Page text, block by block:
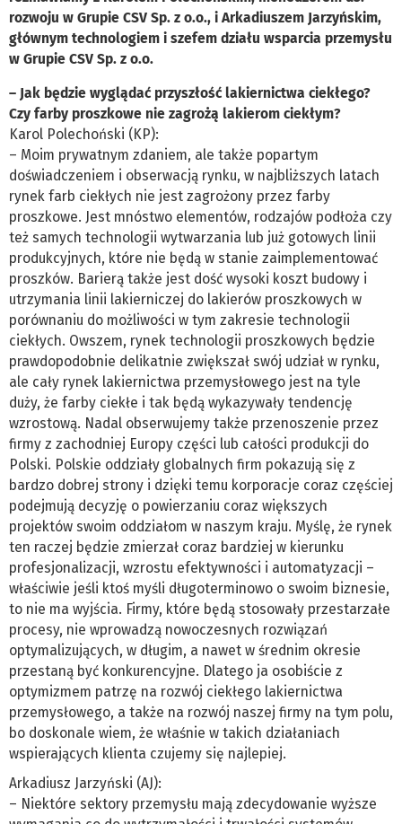
rozwoju w Grupie CSV Sp. z o.o., i Arkadiuszem Jarzyńskim,
głównym technologiem i szefem działu wsparcia przemysłu
w Grupie CSV Sp. z o.o.
– Jak będzie wyglądać przyszłość lakiernictwa ciekłego?
Czy farby proszkowe nie zagrożą lakierom ciekłym?
Karol Polechoński (KP):
– Moim prywatnym zdaniem, ale także popartym
doświadczeniem i obserwacją rynku, w najbliższych latach
rynek farb ciekłych nie jest zagrożony przez farby
proszkowe. Jest mnóstwo elementów, rodzajów podłoża czy
też samych technologii wytwarzania lub już gotowych linii
produkcyjnych, które nie będą w stanie zaimplementować
proszków. Barierą także jest dość wysoki koszt budowy i
utrzymania linii lakierniczej do lakierów proszkowych w
porównaniu do możliwości w tym zakresie technologii
ciekłych. Owszem, rynek technologii proszkowych będzie
prawdopodobnie delikatnie zwiększał swój udział w rynku,
ale cały rynek lakiernictwa przemysłowego jest na tyle
duży, że farby ciekłe i tak będą wykazywały tendencję
wzrostową. Nadal obserwujemy także przenoszenie przez
firmy z zachodniej Europy części lub całości produkcji do
Polski. Polskie oddziały globalnych firm pokazują się z
bardzo dobrej strony i dzięki temu korporacje coraz częściej
podejmują decyzję o powierzaniu coraz większych
projektów swoim oddziałom w naszym kraju. Myślę, że rynek
ten raczej będzie zmierzał coraz bardziej w kierunku
profesjonalizacji, wzrostu efektywności i automatyzacji –
właściwie jeśli ktoś myśli długoterminowo o swoim biznesie,
to nie ma wyjścia. Firmy, które będą stosowały przestarzałe
procesy, nie wprowadzą nowoczesnych rozwiązań
optymalizujących, w długim, a nawet w średnim okresie
przestaną być konkurencyjne. Dlatego ja osobiście z
optymizmem patrzę na rozwój ciekłego lakiernictwa
przemysłowego, a także na rozwój naszej firmy na tym polu,
bo doskonale wiem, że właśnie w takich działaniach
wspierających klienta czujemy się najlepiej.
Arkadiusz Jarzyński (AJ):
– Niektóre sektory przemysłu mają zdecydowanie wyższe